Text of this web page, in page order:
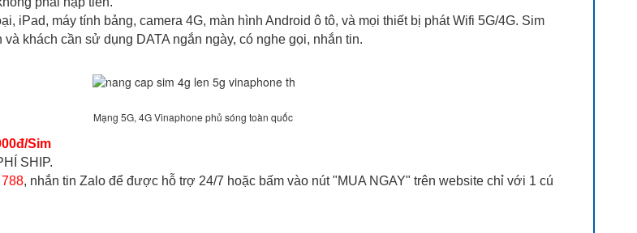
iPad, máy tính bảng, camera 4G, màn hình Android ô tô, và mọi thiết bị phát Wifi 5G/4G. Sim
khách cần sử dụng DATA ngắn ngày, có nghe gọi, nhắn tin.
Mạng 5G, 4G Vinaphone phủ sóng toàn quốc
Sim
SHIP.
, nhắn tin Zalo để được hỗ trợ 24/7 hoặc bấm vào nút "MUA NGAY" trên website chỉ với 1 cú